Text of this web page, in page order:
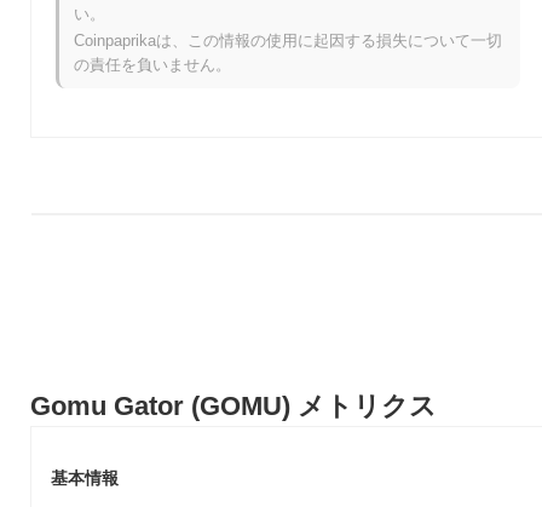
Gomu Gator (GOMU) メトリクス
基本情報
ゴムゲーターの今後はどうなりますか？
ゴムゲーターは、ユーザーエンゲージメントを向上させることを
目的とした分散型金融（DeFi）機能の今後のローンチを強調する
ゴムゲーターは、エコシステム内にゲーミフィケーション要素を
ることができます。さらに、そのトークノミクスは、長期保有を
い。
Coinpaprikaは、この情報の使用に起因する損失について一切
の責任を負いません。